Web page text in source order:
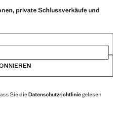
private Schlussverkäufe und
Sie dieDatenschutzrichtliniegelesen